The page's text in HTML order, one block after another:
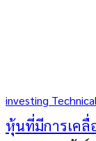
investing
หุ้นที่มีการเคลื่